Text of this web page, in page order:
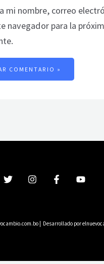
mi nombre, correo
navegador para la
| Desarrollado por